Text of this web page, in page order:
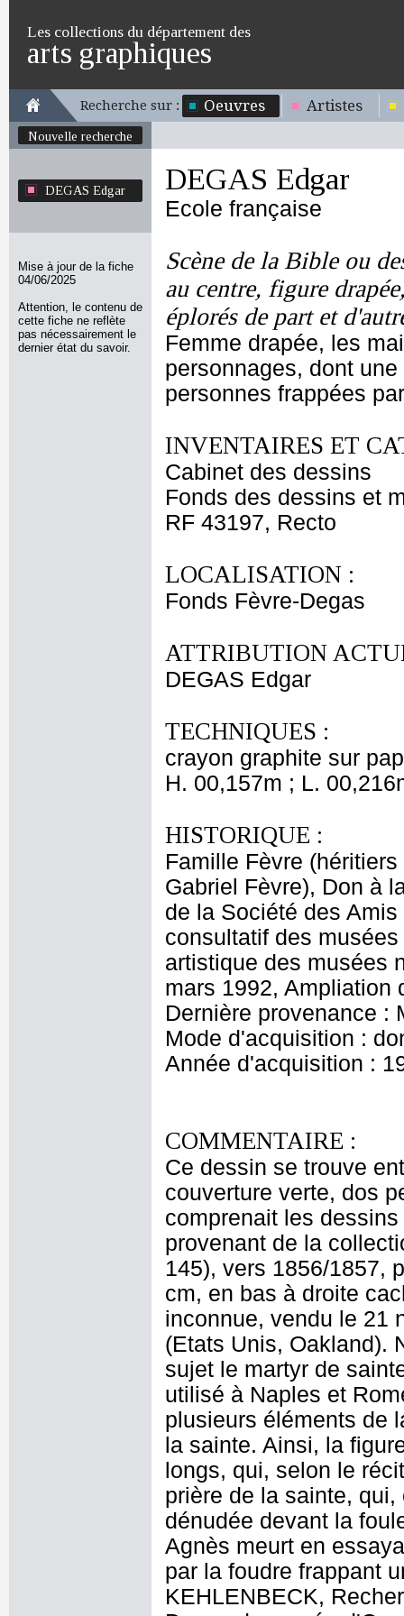
Les collections du département des
arts graphiques
Recherche sur : Oeuvres Artistes
Nouvelle recherche
DEGAS Edgar
Mise à jour de la fiche
04/06/2025
Attention, le contenu de
cette fiche ne reflète
pas nécessairement le
dernier état du savoir.
DEGAS Edgar
Ecole française
Scène de la Bible ou
au centre, figure
éplorés de part et
Femme drapée, les
personnages, dont
personnes frappées
INVENTAIRES ET
Cabinet des dessins
Fonds des dessins et
RF 43197, Recto
LOCALISATION :
Fonds Fèvre-Degas
ATTRIBUTION
DEGAS Edgar
TECHNIQUES :
crayon graphite sur
H. 00,157m ; L.
HISTORIQUE :
Famille Fèvre
Gabriel Fèvre), Don à
de la Société des
consultatif des
artistique des musées
mars 1992, Ampliation
Dernière provenance :
Mode d'acquisition :
Année d'acquisition :
COMMENTAIRE :
Ce dessin se trouve
couverture verte, dos
comprenait les
provenant de la
145), vers 1856/1857,
cm, en bas à droite
inconnue, vendu le 21
(Etats Unis, Oakland).
sujet le martyr de
utilisé à Naples et
plusieurs éléments de
la sainte. Ainsi, la
longs, qui, selon le
prière de la sainte,
dénudée devant la
Agnès meurt en
par la foudre frappant
KEHLENBECK,